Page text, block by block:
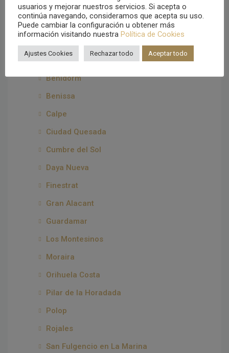
Alicante
Alfaz del Pi
Altea
Benidorm
Benissa
Calpe
Ciudad Quesada
Cumbre del Sol
Daya Nueva
Finestrat
Gran Alacant
Guardamar
Los Montesinos
Moraira
Orihuela Costa
Pilar de la Horadada
Polop
Rojales
San Fulgencio en La Marina
usuarios y mejorar nuestros servicios. Si acepta o
continúa navegando, consideramos que acepta su uso.
Puede cambiar la configuración u obtener más
información visitando nuestra Política de Cookies
Ajustes Cookies Rechazar todo Aceptar todo